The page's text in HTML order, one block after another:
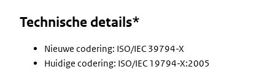
Technische details*
Nieuwe codering: ISO/IEC 39794-X
Huidige codering: ISO/IEC 19794-X:2005